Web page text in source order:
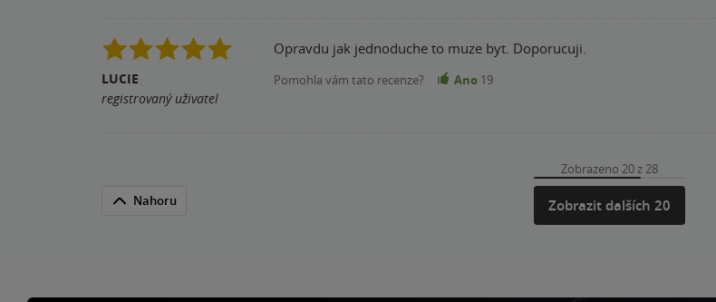
LUCIE
registrovaný uživatel
Opravdu jak jednoduche to muze byt. Doporucuji.
Pomohla vám tato recenze? Ano 19
Nahoru
Zobrazeno 20 z 28
Zobrazit dalších 20